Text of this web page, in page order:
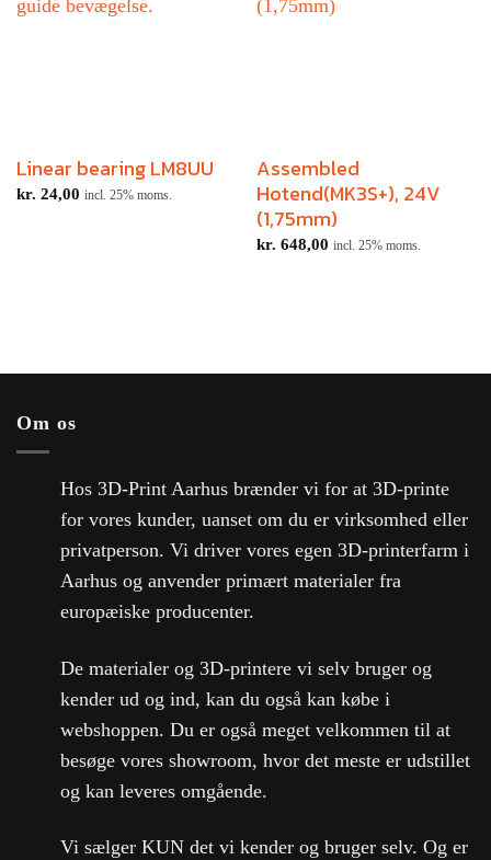
Linear bearing LM8UU
kr. 24,00 incl. 25% moms.
Assembled
Hotend(MK3S+), 24V
(1,75mm)
kr. 648,00 incl. 25% moms.
Om os
Hos 3D-Print Aarhus brænder vi for at 3D-printe
for vores kunder, uanset om du er virksomhed eller
privatperson. Vi driver vores egen 3D-printerfarm i
Aarhus og anvender primært materialer fra
europæiske producenter.
De materialer og 3D-printere vi selv bruger og
kender ud og ind, kan du også kan købe i
webshoppen. Du er også meget velkommen til at
besøge vores showroom, hvor det meste er udstillet
og kan leveres omgående.
Vi sælger KUN det vi kender og bruger selv. Og er